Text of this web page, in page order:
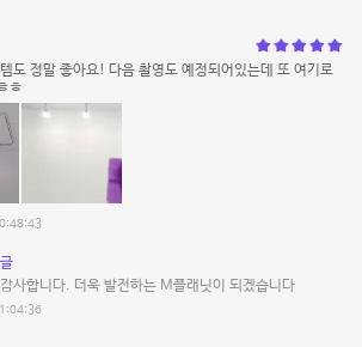
도 정말 좋아요! 다음 촬영도 예정되어있는데 또 여기로
ㅎ
사합니다. 더욱 발전하는 M플래닛이 되겠습니다